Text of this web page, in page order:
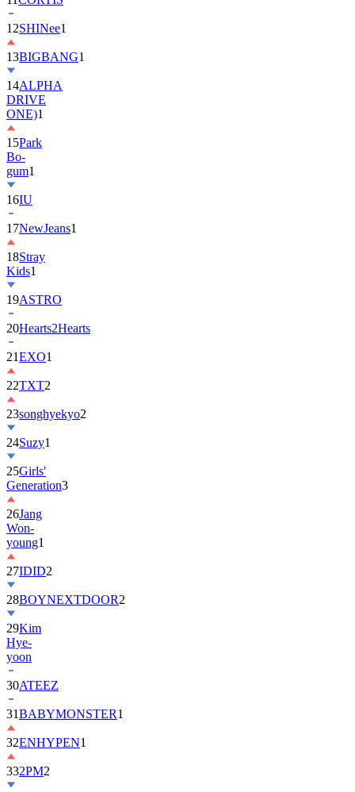
13BIGBANG
14ALPHA
DRIVE
ONE)1
15Park
Bo-
gum1
16IU
17NewJeans
18Stray
Kids
19ASTRO
20Hearts2Hearts
21EXO1
22TXT2
23songhyekyo
24Suzy1
25Girls'
Generation
26Jang
Won-
young1
27IDID
28BOYNEXTDOOR
29Kim
Hye-
yoon
30ATEEZ
31BABYMONSTER
32ENHYPEN1
332PM2
34ILLIT